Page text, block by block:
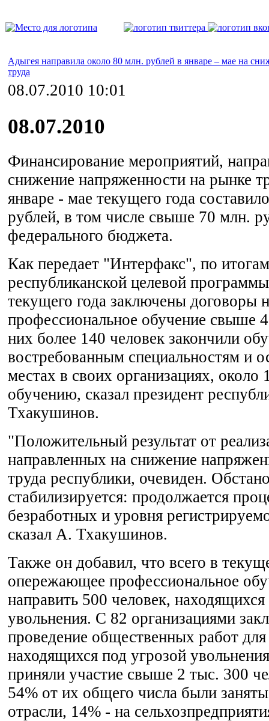
Адыгея направила около 80 млн. рублей в январе – мае на
труда
08.07.2010 10:01
08.07.2010
Финансирование мероприятий,
снижение напряженности на рынке
январе - мае текущего года
рублей, в том числе свыше 70 млн.
федерального бюджета.
Как передает "Интерфакс", по
республиканской целевой
текущего года заключены договоры
профессиональное обучение свыше
них более 140 человек закончили
востребованным специальностям и
местах в своих организациях, около
обучению, сказал президент
Тхакушинов.
"Положительный результат от
направленных на снижение
труда республики, очевиден.
стабилизируется: продолжается
безработных и уровня
сказал А. Тхакушинов.
Также он добавил, что всего в
опережающее профессиональное
направить 500 человек,
увольнения. С 82 организациями
проведение общественных работ
находящихся под угрозой
приняли участие свыше 2 тыс. 300
54% от их общего числа были
отрасли, 14% - на